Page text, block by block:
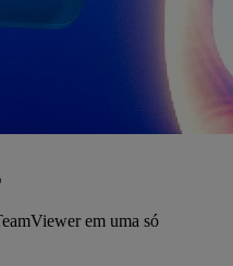
em uma só